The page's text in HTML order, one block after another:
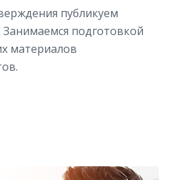
публикуем
подготовкой
материалов